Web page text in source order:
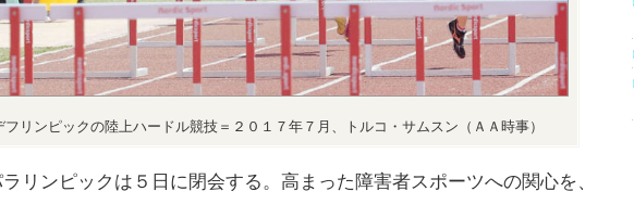
フリンピックの陸上ハードル競技＝２０１７年７月、トルコ・サムスン（ＡＡ時事）
リンピックは５日に閉会する。高まった障害者スポーツへの関心を、